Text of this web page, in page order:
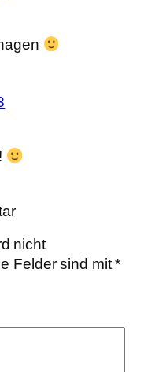
nicht
Felder sind mit*